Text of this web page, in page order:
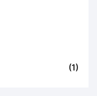
(1)